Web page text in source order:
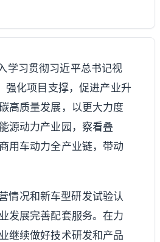
学习贯彻习近平总书记视
强化项目支撑，促进产业升
高质量发展，以更大力度
源动力产业园，察看叠
用车动力全产业链，带动
情况和新车型研发试验认
发展完善配套服务。在力
继续做好技术研发和产品